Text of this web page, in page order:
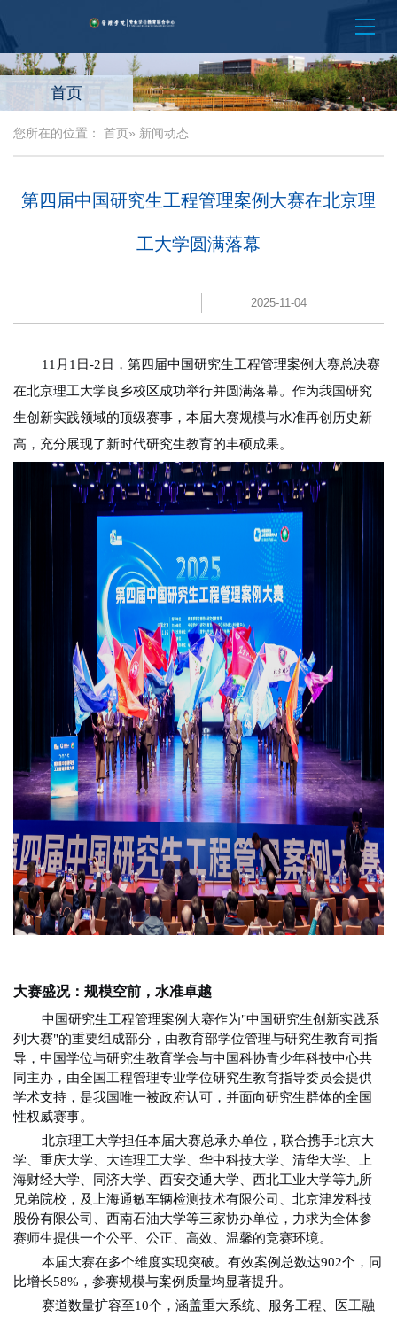
首页
您所在的位置： 首页» 新闻动态
第四届中国研究生工程管理案例大赛在北京理
工大学圆满落幕
2025-11-04
11月1日-2日，第四届中国研究生工程管理案例大赛总决赛
在北京理工大学良乡校区成功举行并圆满落幕。作为我国研究
生创新实践领域的顶级赛事，本届大赛规模与水准再创历史新
高，充分展现了新时代研究生教育的丰硕成果。
大赛盛况：规模空前，水准卓越
中国研究生工程管理案例大赛作为"中国研究生创新实践系
列大赛"的重要组成部分，由教育部学位管理与研究生教育司指
导，中国学位与研究生教育学会与中国科协青少年科技中心共
同主办，由全国工程管理专业学位研究生教育指导委员会提供
学术支持，是我国唯一被政府认可，并面向研究生群体的全国
性权威赛事。
北京理工大学担任本届大赛总承办单位，联合携手北京大
学、重庆大学、大连理工大学、华中科技大学、清华大学、上
海财经大学、同济大学、西安交通大学、西北工业大学等九所
兄弟院校，及上海通敏车辆检测技术有限公司、北京津发科技
股份有限公司、西南石油大学等三家协办单位，力求为全体参
赛师生提供一个公平、公正、高效、温馨的竞赛环境。
本届大赛在多个维度实现突破。有效案例总数达902个，同
比增长58%，参赛规模与案例质量均显著提升。
赛道数量扩容至10个，涵盖重大系统、服务工程、医工融